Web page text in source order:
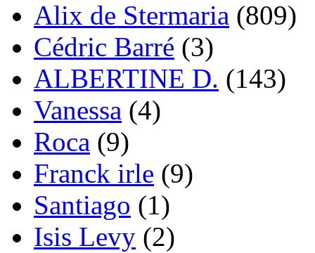
Alix de Stermaria (809)
Cédric Barré (3)
ALBERTINE D. (143)
Vanessa (4)
Roca (9)
Franck irle (9)
Santiago (1)
Isis Levy (2)